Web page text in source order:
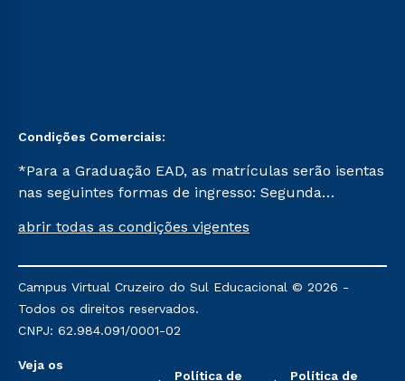
Condições Comerciais:
*Para a Graduação EAD, as matrículas serão isentas
nas seguintes formas de ingresso: Segunda
Já para as demais, a taxa de matrícula será de R$
mencionadas são referentes aos cursos: Ensino
Religioso, Geografia para a Docência e Metodologia
do Ensino de História: Questões Atuais.
abrir todas as condições vigentes
Campus Virtual Cruzeiro do Sul Educacional © 2026 -
Todos os direitos reservados.
CNPJ: 62.984.091/0001-02
Veja os
Política de Política de